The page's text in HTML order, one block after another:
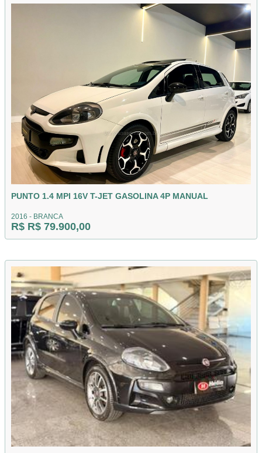
PUNTO 1.4 MPI 16V T-JET GASOLINA 4P MANUAL
2016 - BRANCA
R$ R$ 79.900,00